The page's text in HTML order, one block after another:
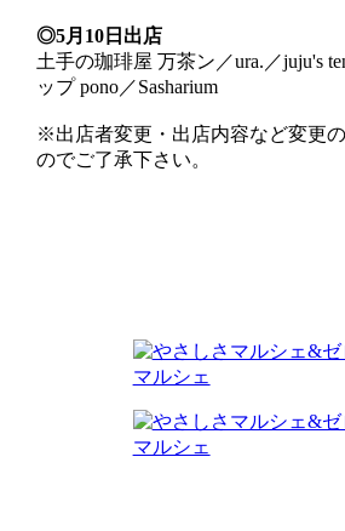
◎5月10日出店
土手の珈琲屋 万茶ン／ura.／juju's
ップ pono／Sasharium
※出店者変更・出店内容など変更
のでご了承下さい。